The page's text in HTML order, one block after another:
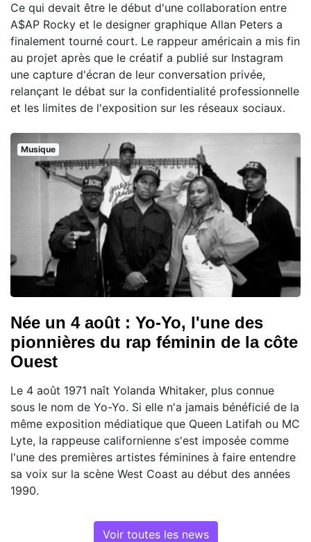
Ce qui devait être le début d'une collaboration entre
A$AP Rocky et le designer graphique Allan Peters a
finalement tourné court. Le rappeur américain a mis fin
au projet après que le créatif a publié sur Instagram
une capture d'écran de leur conversation privée,
relançant le débat sur la confidentialité professionnelle
et les limites de l'exposition sur les réseaux sociaux.
Musique
Née un 4 août : Yo-Yo, l'une des
pionnières du rap féminin de la côte
Ouest
Le 4 août 1971 naît Yolanda Whitaker, plus connue
sous le nom de Yo-Yo. Si elle n'a jamais bénéficié de la
même exposition médiatique que Queen Latifah ou MC
Lyte, la rappeuse californienne s'est imposée comme
l'une des premières artistes féminines à faire entendre
sa voix sur la scène West Coast au début des années
1990.
Voir toutes les news